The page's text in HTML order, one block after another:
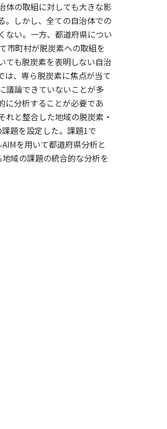
体の取組に対しても大きな影
。しかし、全ての自治体での
ない。一方、都道府県につい
市町村が脱炭素への取組を
ても脱炭素を表明しない自治
は、専ら脱炭素に焦点が当て
議論できていないことが多
に分析することが必要であ
と整合した地域の脱炭素・
題を設定した。課題1で
を用いて都道府県分析と
域の課題の統合的な分析を